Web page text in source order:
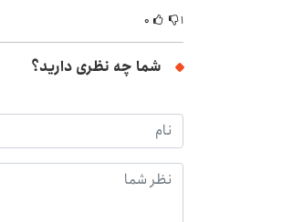
۱ ۰
شما چه نظری دارید؟